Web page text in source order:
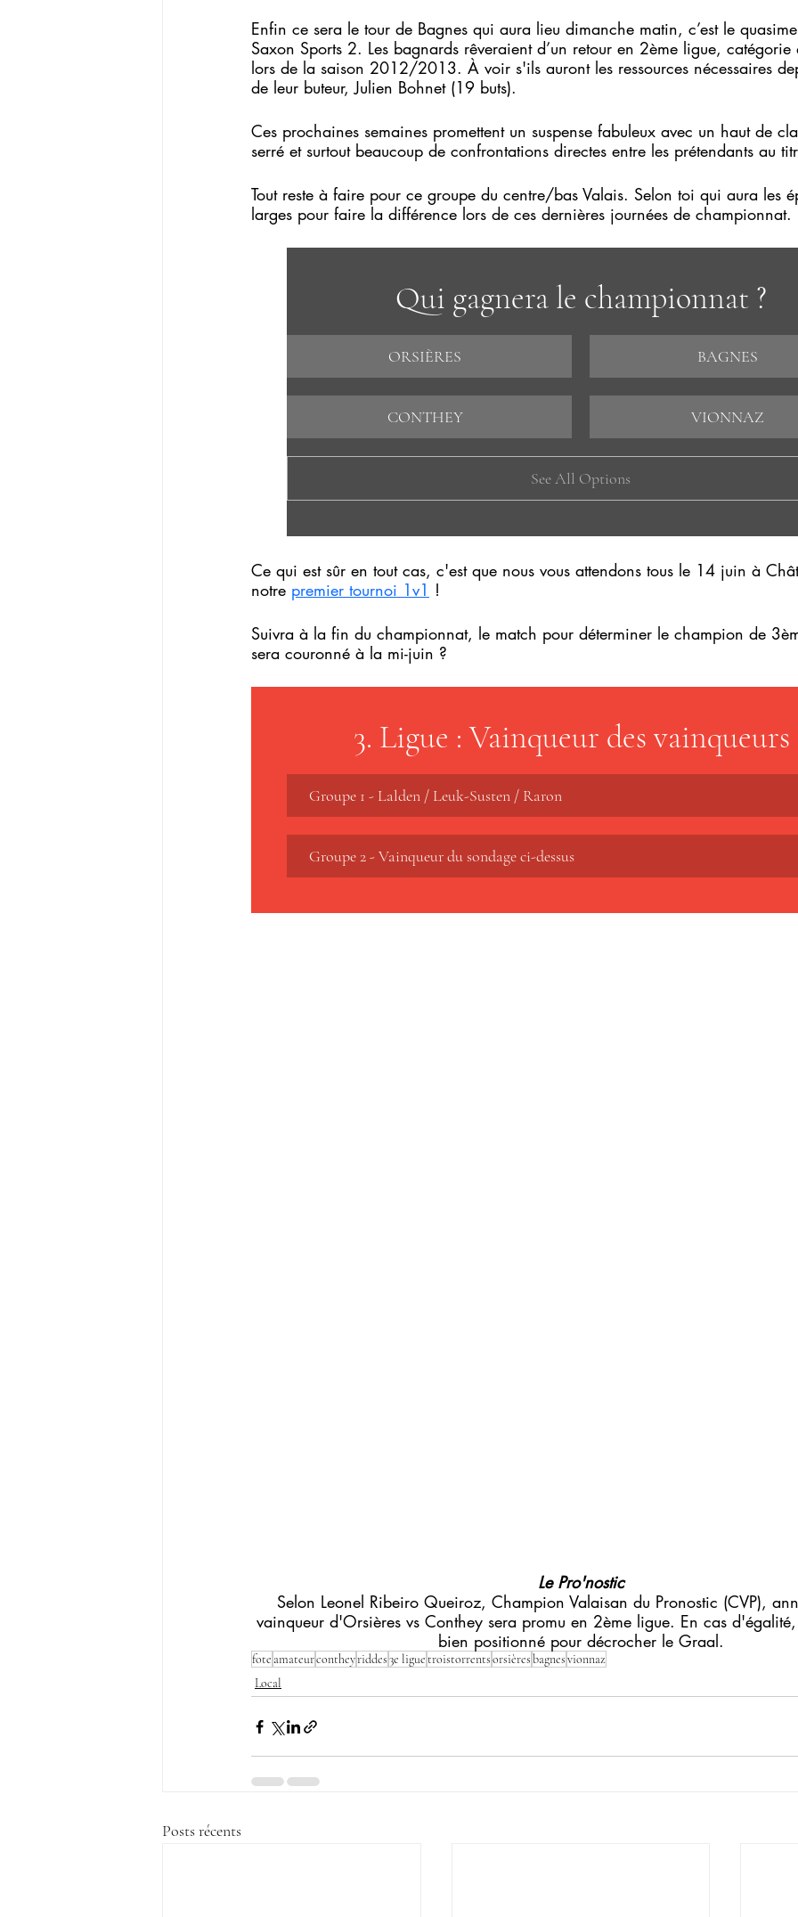
Enfin ce sera le tour de Bagnes qui aura lieu dimanche matin, c’est le
Saxon Sports 2. Les bagnards rêveraient d’un retour en 2ème ligue,
lors de la saison 2012/2013. À voir s'ils auront les ressources nécessaires
de leur buteur, Julien Bohnet (19 buts).
Ces prochaines semaines promettent un suspense fabuleux avec un haut de
serré et surtout beaucoup de confrontations directes entre les prétendants au
Tout reste à faire pour ce groupe du centre/bas Valais. Selon toi qui aura les
larges pour faire la différence lors de ces dernières journées de championnat.
Qui gagnera le championnat ?
ORSIÈRES BAGNES
CONTHEY VIONNAZ
See All Options
Ce qui est sûr en tout cas, c'est que nous vous attendons tous le 14 juin à
notre premier tournoi 1v1 !
Suivra à la fin du championnat, le match pour déterminer le champion de
sera couronné à la mi-juin ?
3. Ligue : Vainqueur des vainqueurs
Groupe 1 - Lalden / Leuk-Susten / Raron
Groupe 2 - Vainqueur du sondage ci-dessus
Le Pro'nostic
Selon Leonel Ribeiro Queiroz, Champion Valaisan du Pronostic (CVP),
vainqueur d'Orsières vs Conthey sera promu en 2ème ligue. En cas
bien positionné pour décrocher le Graal.
fote amateurcontheyriddes3e liguetroistorrentsorsièresbagnesvionnaz
Local
Posts récents